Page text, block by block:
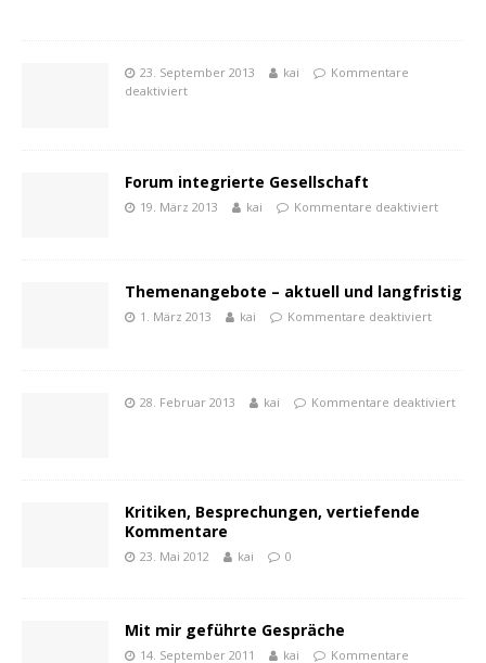
23. September 2013 kai
Kommentare
deaktiviert
Forum integrierte Gesellschaft
19. März 2013 kai Kommentare deaktiviert
Themenangebote – aktuell und langfristig
1. März 2013 kai Kommentare deaktiviert
28. Februar 2013 kai Kommentare deaktiviert
Kritiken, Besprechungen, vertiefende
Kommentare
23. Mai 2012 kai 0
Mit mir geführte Gespräche
14. September 2011 kai Kommentare